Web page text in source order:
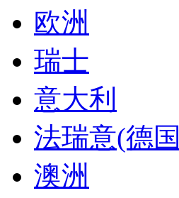
欧洲
瑞士
意大利
法瑞意(德
澳洲